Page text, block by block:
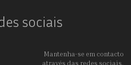
sociais
Mantenha-se em contacto
através das redes sociais.